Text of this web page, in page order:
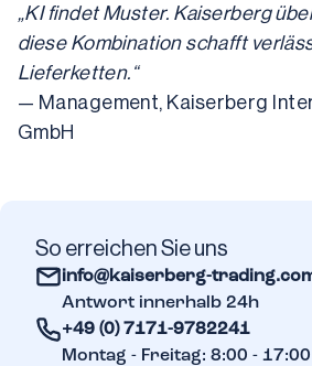
„KI findet Muster. Kaiserberg
diese Kombination schafft
Lieferketten.“
— Management, Kaiserberg
GmbH
So erreichen Sie uns
info@kaiserberg-
Antwort innerhalb 24h
+49 (0) 7171-9782241
Montag - Freitag: 8:00 -